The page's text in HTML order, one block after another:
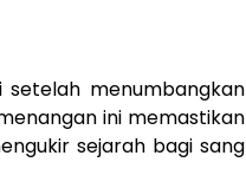
menumbangkan
ini memastikan
sejarah bagi sang